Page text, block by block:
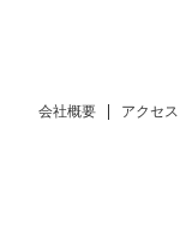
会社概要 アクセス